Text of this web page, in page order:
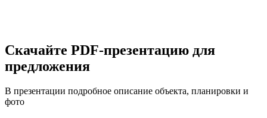
Скачайте PDF-презентацию для
предложения
В презентации подробное описание объекта, планировки и
фото